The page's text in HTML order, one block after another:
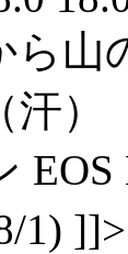
ら山
）
EOS
1)